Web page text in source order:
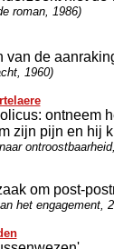
roman, 1986)
van de
1960)
ontneem
zijn pijn en hij
om post-
het engagement,